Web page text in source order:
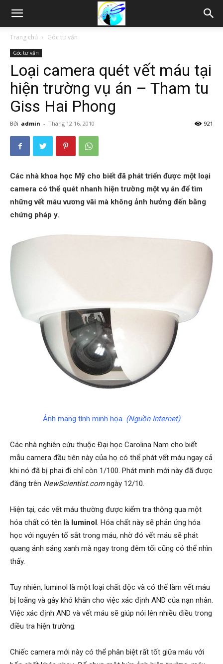
Thám
Phòng,
Tham
Hai
Phong,
Hải
tham
giss
Trang chủ Góc tư vấn
Góc tư vấn
Loại camera quét vết máu tại
hiện trường vụ án – Tham tu
Giss Hai Phong
Bởi admin - Tháng 12 16, 2010 921
Các nhà khoa học Mỹ cho biết đã phát triển được một loại
camera có thể quét nhanh hiện trường một vụ án để tìm
những vết máu vương vãi mà không ảnh hưởng đến bằng
chứng pháp y.
Ảnh mang tính minh họa. (Nguồn Internet)
Các nhà nghiên cứu thuộc Đại học Carolina Nam cho biết
mẫu camera đầu tiên này của họ có thể phát vết máu ngay cả
khi nó đã bị phai đi chỉ còn 1/100. Phát minh mới này đã được
đăng trên NewScientist.comngày 12/10.
Hiện tại, các vết máu thường được kiểm tra thông qua một
hóa chất có tên là luminol. Hóa chất này sẽ phản ứng hóa
học với nguyên tố sắt trong máu, nhờ đó vết máu sẽ phát
quang ánh sáng xanh mà ngay trong đêm tối cũng có thể nhìn
thấy.
Tuy nhiên, luminol là một loại chất độc và có thể làm vết máu
bị loãng và gây khó khăn cho việc xác định AND của nạn nhân.
Việc xác định AND và vết máu sẽ giúp nói lên nhiều điều trong
điều tra hiện trường.
Chiếc camera mới này có thể phân biệt rất tốt giữa máu với